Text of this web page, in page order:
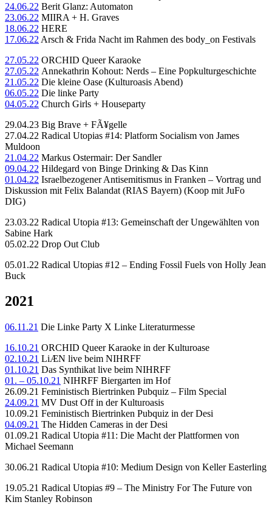
24.06.22 Berit Glanz: Automaton
23.06.22 MIIRA + H. Graves
18.06.22 HERE
17.06.22 Arsch & Frida Nacht im Rahmen des body_on Festivals
27.05.22 ORCHID Queer Karaoke
27.05.22 Annekathrin Kohout: Nerds – Eine Popkulturgeschichte
21.05.22 Die kleine Oase (Kulturoasis Abend)
06.05.22 Die linke Party
04.05.22 Church Girls + Houseparty
29.04.23 Big Brave + FÃ¥gelle
27.04.22 Radical Utopias #14: Platform Socialism von James
Muldoon
21.04.22 Markus Ostermair: Der Sandler
09.04.22 Hildegard von Binge Drinking & Das Kinn
01.04.22 Israelbezogener Antisemitismus in Franken – Vortrag und
Diskussion mit Felix Balandat (RIAS Bayern) (Koop mit JuFo
DIG)
23.03.22 Radical Utopia #13: Gemeinschaft der Ungewählten von
Sabine Hark
05.02.22 Drop Out Club
05.01.22 Radical Utopias #12 – Ending Fossil Fuels von Holly Jean
Buck
2021
06.11.21 Die Linke Party X Linke Literaturmesse
16.10.21 ORCHID Queer Karaoke in der Kulturoase
02.10.21 LiÆN live beim NIHRFF
01.10.21 Das Synthikat live beim NIHRFF
01. – 05.10.21 NIHRFF Biergarten im Hof
26.09.21 Feministisch Biertrinken Pubquiz – Film Special
24.09.21 MV Dust Off in der Kulturoasis
10.09.21 Feministisch Biertrinken Pubquiz in der Desi
04.09.21 The Hidden Cameras in der Desi
01.09.21 Radical Utopia #11: Die Macht der Plattformen von
Michael Seemann
30.06.21 Radical Utopia #10: Medium Design von Keller Easterling
19.05.21 Radical Utopias #9 – The Ministry For The Future von
Kim Stanley Robinson